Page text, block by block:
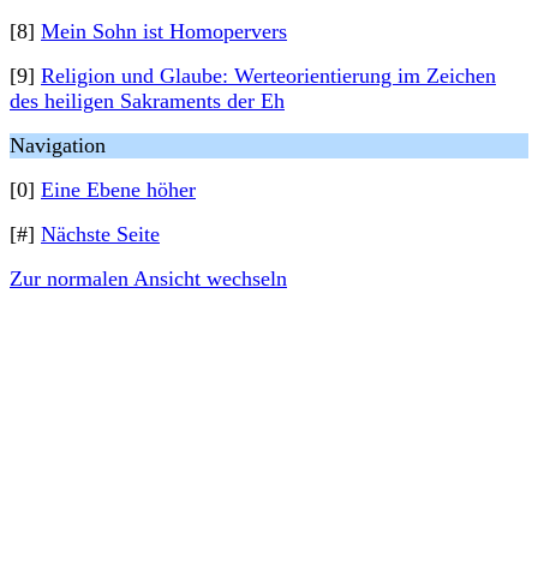
[8] Mein Sohn ist Homopervers
[9] Religion und Glaube: Werteorientierung im Zeichen
des heiligen Sakraments der Eh
Navigation
[0] Eine Ebene höher
[#] Nächste Seite
Zur normalen Ansicht wechseln